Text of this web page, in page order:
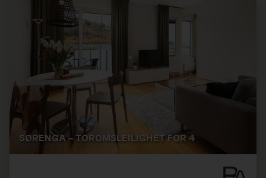
SØRENGA – TOROMSLEILIGHET FOR 4